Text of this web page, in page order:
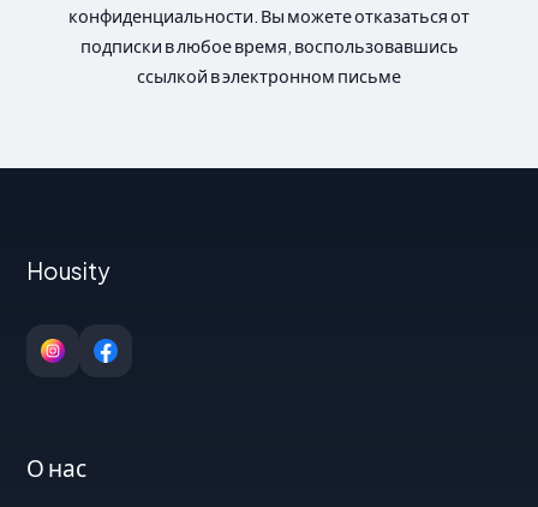
конфиденциальности. Вы можете отказаться от
подписки в любое время, воспользовавшись
ссылкой в электронном письме
Housity
О нас